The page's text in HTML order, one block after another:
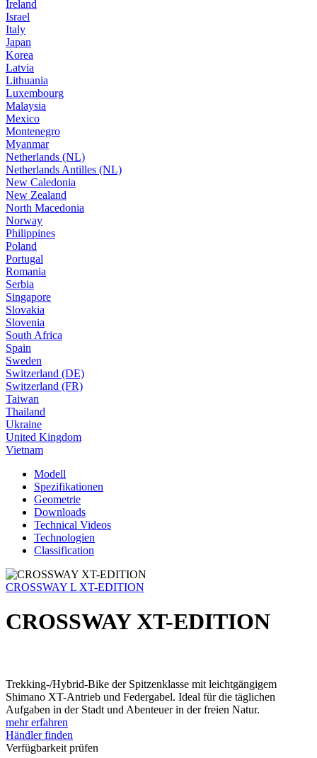
Ireland
Israel
Italy
Japan
Korea
Latvia
Lithuania
Luxembourg
Malaysia
Mexico
Montenegro
Myanmar
Netherlands (NL)
Netherlands Antilles (NL)
New Caledonia
New Zealand
North Macedonia
Norway
Philippines
Poland
Portugal
Romania
Serbia
Singapore
Slovakia
Slovenia
South Africa
Spain
Sweden
Switzerland (DE)
Switzerland (FR)
Taiwan
Thailand
Ukraine
United Kingdom
Vietnam
Modell
Spezifikationen
Geometrie
Downloads
Technical Videos
Technologien
Classification
CROSSWAY L XT-EDITION
CROSSWAY XT-EDITION
Trekking-/Hybrid-Bike der Spitzenklasse mit leichtgängigem
Shimano XT-Antrieb und Federgabel. Ideal für die täglichen
Aufgaben in der Stadt und Abenteuer in der freien Natur.
mehr erfahren
Händler finden
Verfügbarkeit prüfen